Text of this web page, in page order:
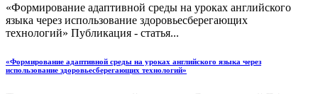
«Формирование адаптивной среды на уроках английского
языка через использование здоровьесберегающих
технологий» Публикация - статья...
«Формирование адаптивной среды на уроках английского языка через
использование здоровьесберегающих технологий»